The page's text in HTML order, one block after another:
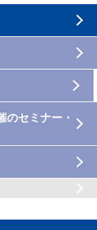
のセミナー・